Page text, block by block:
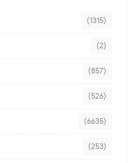
(1315)
(2)
(857)
(526)
(6635)
(253)